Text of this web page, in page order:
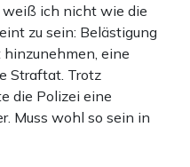
weiß ich nicht wie die
zu sein: Belästigung
eine
Straftat. Trotz
die Polizei eine
Muss wohl so sein in